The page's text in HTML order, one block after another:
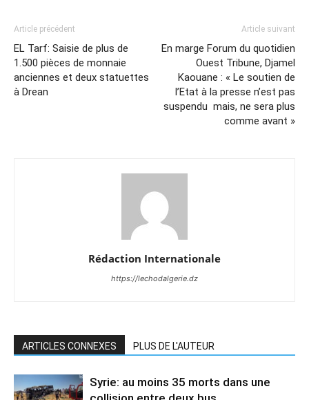
Article précédent
EL Tarf: Saisie de plus de
1.500 pièces de monnaie
anciennes et deux statuettes
à Drean
Article suivant
En marge Forum du quotidien
Ouest Tribune, Djamel
Kaouane : « Le soutien de
l’Etat à la presse n’est pas
suspendu mais, ne sera plus
comme avant »
Rédaction Internationale
https://lechodalgerie.dz
ARTICLES CONNEXES PLUS DE L'AUTEUR
Syrie: au moins 35 morts dans une